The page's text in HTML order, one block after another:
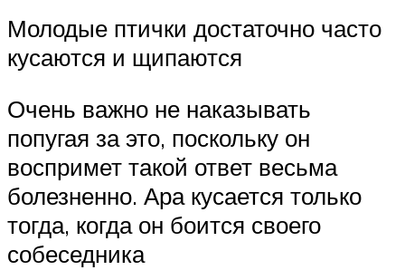
Молодые птички достаточно часто
кусаются и щипаются
Очень важно не наказывать
попугая за это, поскольку он
воспримет такой ответ весьма
болезненно. Ара кусается только
тогда, когда он боится своего
собеседника